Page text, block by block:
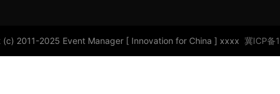
(c) 2011-2025 Event Manager [ Innovation for China ] xxxx 冀ICP备